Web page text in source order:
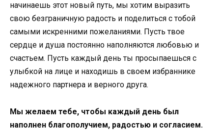
начинаешь этот новый путь, мы хотим выразить
свою безграничную радость и поделиться с тобой
самыми искренними пожеланиями. Пусть твое
сердце и душа постоянно наполняются любовью и
счастьем. Пусть каждый день ты просыпаешься с
улыбкой на лице и находишь в своем избраннике
надежного партнера и верного друга.
Мы желаем тебе, чтобы каждый день был
наполнен благополучием, радостью и согласием.